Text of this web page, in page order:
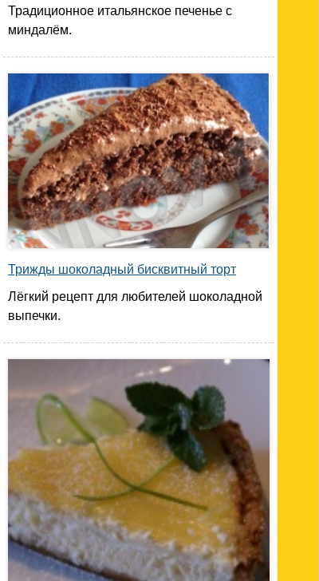
Традиционное итальянское печенье с
миндалём.
Трижды шоколадный бисквитный торт
Лёгкий рецепт для любителей шоколадной
выпечки.